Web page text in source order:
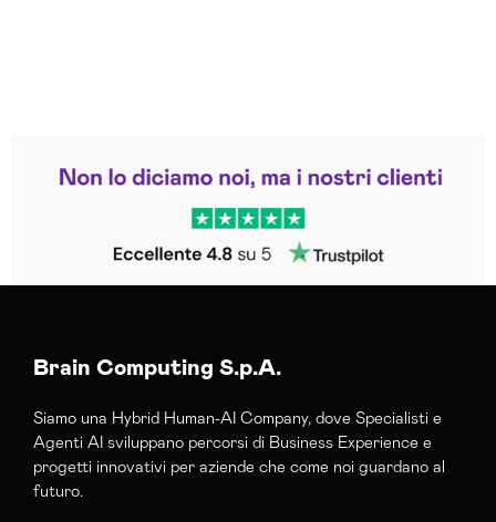
Trustpilot
Brain Computing S.p.A.
Siamo una Hybrid Human-AI Company, dove Specialisti e
Agenti AI sviluppano percorsi di Business Experience e
progetti innovativi per aziende che come noi guardano al
futuro.